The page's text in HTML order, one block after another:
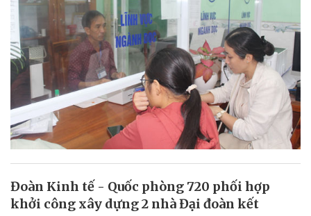
Đoàn Kinh tế - Quốc phòng 720 phối hợp
khởi công xây dựng 2 nhà Đại đoàn kết